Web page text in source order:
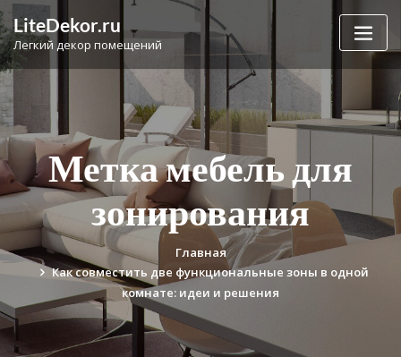
Перейти
к
содержимому
LiteDekor.ru
Легкий декор помещений
Метка мебель для
зонирования
Главная
Как совместить две функциональные зоны в одной
комнате: идеи и решения